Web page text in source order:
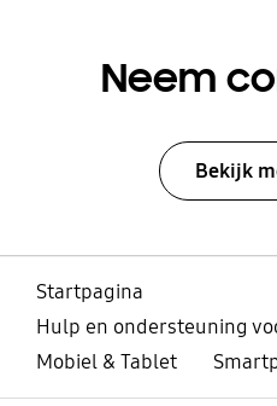
Neem
Bekijk
Startpagina
Hulp en ondersteuning
Mobiel & Tablet